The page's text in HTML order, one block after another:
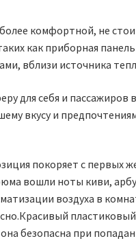
комфортной, не
как приборная
вблизи источника
для себя и
вкусу и
покоряет с первых
вошли ноты киви,
воздуха в
безопасна при